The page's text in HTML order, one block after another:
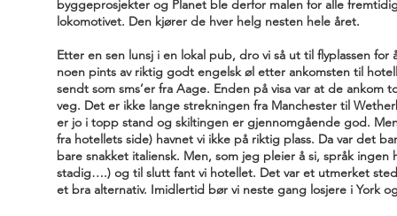
byggeprosjekter og Planet ble derfor malen for alle
lokomotivet. Den kjører de hver helg nesten hele året.
Etter en sen lunsj i en lokal pub, dro vi så ut til flyplassen
noen pints av riktig godt engelsk øl etter ankomsten til
sendt som sms’er fra Aage. Enden på visa var at de
veg. Det er ikke lange strekningen fra Manchester til
er jo i topp stand og skiltingen er gjennomgående god.
fra hotellets side) havnet vi ikke på riktig plass. Da var det
bare snakket italiensk. Men, som jeg pleier å si, språk
stadig….) og til slutt fant vi hotellet. Det var et utmerket
et bra alternativ. Imidlertid bør vi neste gang losjere i York